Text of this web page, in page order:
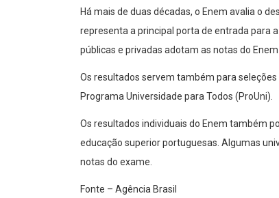
Há mais de duas décadas, o Enem avalia o
representa a principal porta de entrada para
públicas e privadas adotam as notas do
Os resultados servem também para
Programa Universidade para Todos (ProUni).
Os resultados individuais do Enem também
educação superior portuguesas. Algumas
notas do exame.
Fonte – Agência Brasil